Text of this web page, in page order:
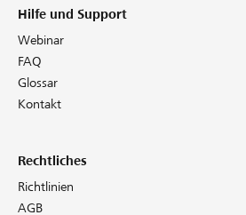
Hilfe und Support
Webinar
FAQ
Glossar
Kontakt
Rechtliches
Richtlinien
AGB